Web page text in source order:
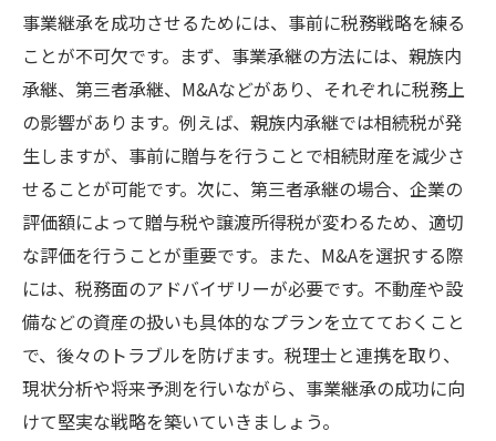
事業継承を成功させるためには、事前に税務戦略を練る
ことが不可欠です。まず、事業承継の方法には、親族内
承継、第三者承継、M&Aなどがあり、それぞれに税務上
の影響があります。例えば、親族内承継では相続税が発
生しますが、事前に贈与を行うことで相続財産を減少さ
せることが可能です。次に、第三者承継の場合、企業の
評価額によって贈与税や譲渡所得税が変わるため、適切
な評価を行うことが重要です。また、M&Aを選択する際
には、税務面のアドバイザリーが必要です。不動産や設
備などの資産の扱いも具体的なプランを立てておくこと
で、後々のトラブルを防げます。税理士と連携を取り、
現状分析や将来予測を行いながら、事業継承の成功に向
けて堅実な戦略を築いていきましょう。